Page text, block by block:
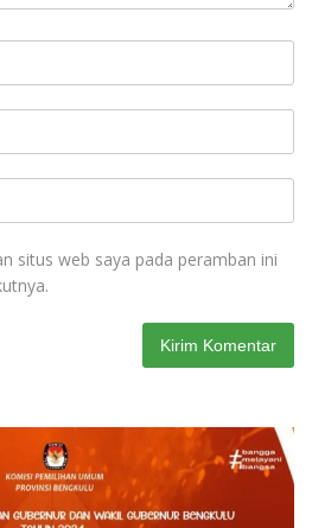
situs web saya pada peramban ini